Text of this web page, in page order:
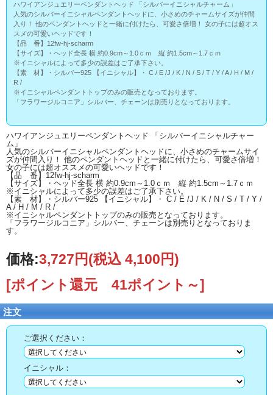
ハワイアンジュエリーペンダントヘッド 「シルバーイニシャルチャーム」
人気のシルバーイニシャルペンダントヘッドに、小さめのチャームサイズが仲間
入り！ 他のペンダントヘッドと一緒に付けたら、可愛さ倍増！ 女の子には超オス
スメの可愛いヘッドです！
【品 番】12fw-hj-scharm
【サイズ】・ヘッド全長 横 約0.9cm～1.0ｃｍ 縦 約1.5cm～1.7ｃｍ
※イニシャルによって多少の誤差はご了承下さい。
【素 材】・シルバー925 【イニシャル】・ C / E /J / K / N / S / T / Y / A / H / M /
R /
※イニシャルペンダントトップのみの販売となっております。
「フラワージルコニア」シルバー、チェーンは別売りとなっております。
ハワイアンジュエリーペンダントヘッド 「シルバーイニシャルチャー
ム」
人気のシルバーイニシャルペンダントヘッドに、小さめのチャームサイ
ズが仲間入り！ 他のペンダントヘッドと一緒に付けたら、可愛さ倍増！
女の子には超オススメの可愛いヘッドです！
【品 番】12fw-hj-scharm
【サイズ】・ヘッド全長 横 約0.9cm～1.0ｃｍ 縦 約1.5cm～1.7ｃｍ
※イニシャルによって多少の誤差はご了承下さい。
【素 材】・シルバー925 【イニシャル】・ C / E /J / K / N / S / T / Y /
A / H / M / R /
※イニシャルペンダントトップのみの販売となっております。
「フラワージルコニア」シルバー、チェーンは別売りとなっておりま
す。
価格:3,727円(税込 4,100円)
[ポイント還元 41ポイント～]
注文
ご選択ください：
イニシャル：